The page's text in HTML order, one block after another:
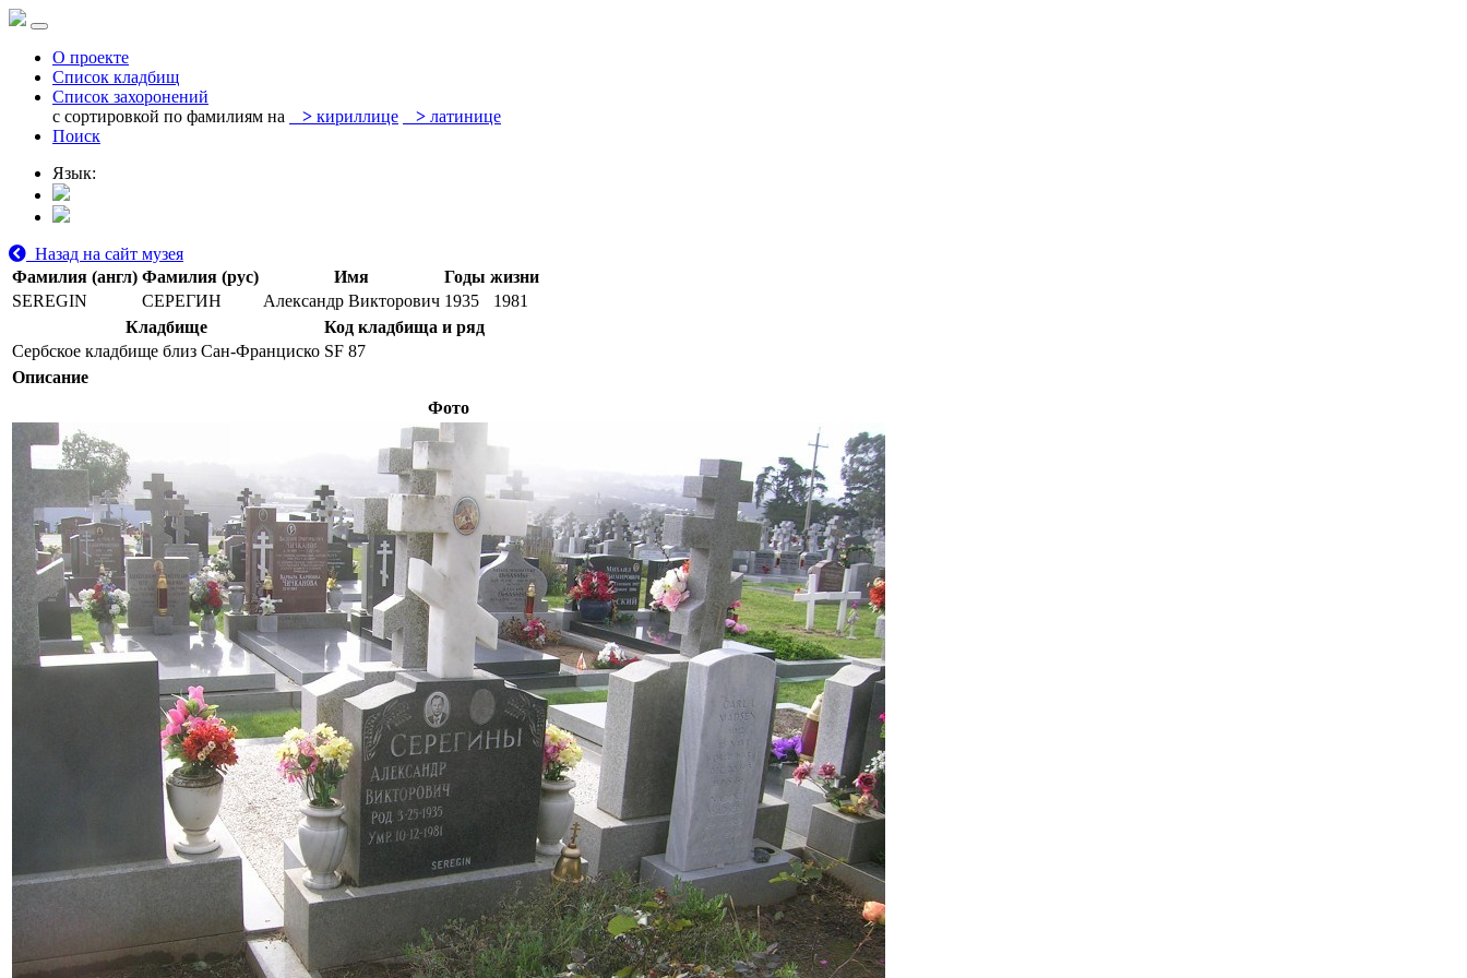
О проекте
Список кладбищ
Список захоронений
с сортировкой по фамилиям на
> кириллице > латинице
Поиск
Язык:
Назад на сайт музея
Фамилия (англ) Фамилия (рус) Имя
Годы жизни
SEREGIN
СЕРЕГИН Александр Викторович 1935
1981
Кладбище
Код кладбища и ряд
Сербское кладбище близ Сан-Франциско SF 87
Описание
Фото